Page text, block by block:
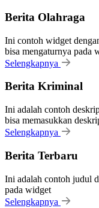
Berita Olahraga
Ini contoh widget
bisa mengaturnya pada
Selengkapnya
Berita Kriminal
Ini adalah contoh
bisa memasukkan
Selengkapnya
Berita Terbaru
Ini adalah contoh judul
pada widget
Selengkapnya